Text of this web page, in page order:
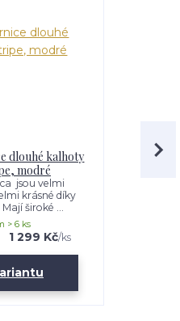
dlouhé kalhoty
modré
jsou velmi
krásné díky
široké ...
1 299 Kč/ks
> 6 ks
Pip